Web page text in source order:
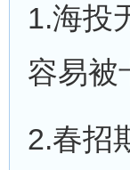
1.海投
容易被
2.春招